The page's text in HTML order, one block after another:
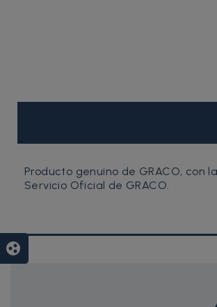
Producto genuino de GRACO, con
Servicio Oficial de GRACO.
group_work